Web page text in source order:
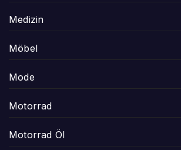
Medizin
Möbel
Mode
Motorrad
Motorrad Öl